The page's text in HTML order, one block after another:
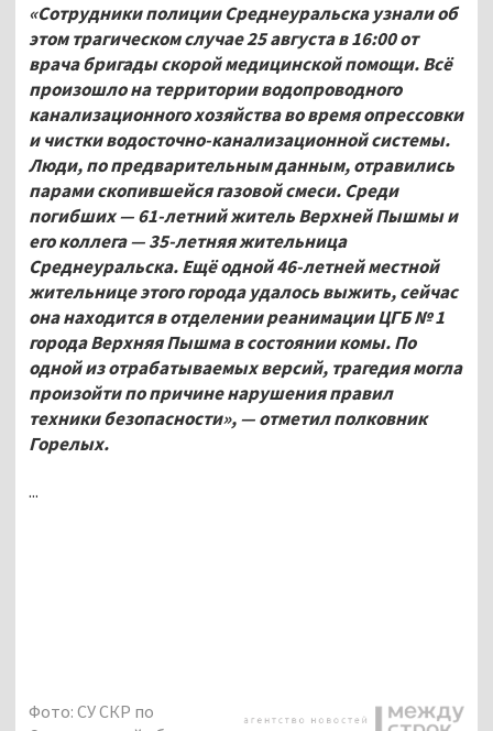
«Сотрудники полиции Среднеуральска узнали об
этом трагическом случае 25августа в 16:00 от
врача бригады скорой медицинской помощи. Всё
произошло на территории водопроводного
канализационного хозяйства во время опрессовки
и чистки водосточно-канализационной системы.
Люди, по предварительным данным, отравились
парами скопившейся газовой смеси. Среди
погибших — 61-летний житель Верхней Пышмы и
его коллега — 35-летняя жительница
Среднеуральска. Ещё одной 46-летней местной
жительнице этого города удалось выжить, сейчас
она находится в отделении реанимации ЦГБ №1
города Верхняя Пышма в состоянии комы. По
одной из отрабатываемых версий, трагедия могла
произойти по причине нарушения правил
техники безопасности», — отметил полковник
Горелых.
...
Фото: СУ СКР по